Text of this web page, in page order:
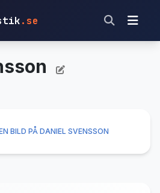
.se
BILD PÅ DANIEL SVENSSON